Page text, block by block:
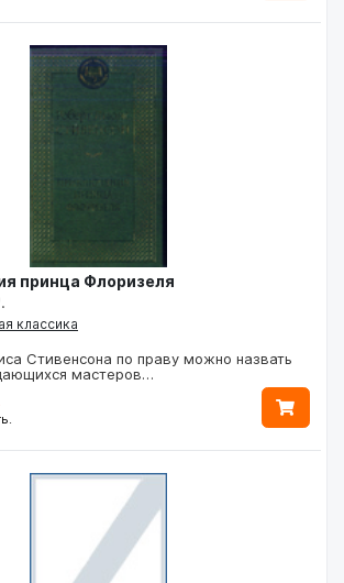
принца Флоризеля
классика
Стивенсона по праву можно назвать
мастеров…